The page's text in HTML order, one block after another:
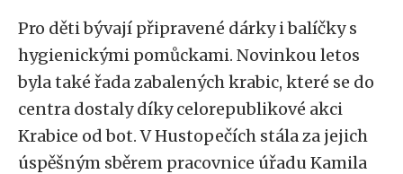
Pro děti bývají připravené dárky i balíčky s
hygienickými pomůckami. Novinkou letos
byla také řada zabalených krabic, které se do
centra dostaly díky celorepublikové akci
Krabice od bot. V Hustopečích stála za jejich
úspěšným sběrem pracovnice úřadu Kamila